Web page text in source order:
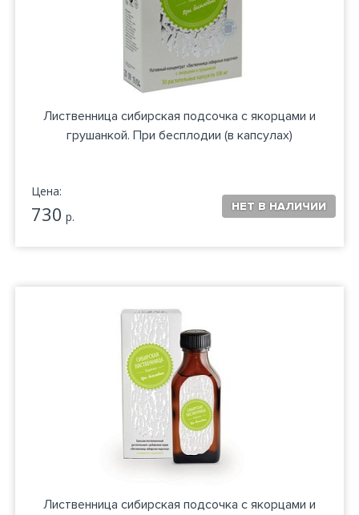
Лиственница сибирская подсочка с якорцами и
грушанкой. При бесплодии (в капсулах)
Цена:
730 р.
Лиственница сибирская подсочка с якорцами и